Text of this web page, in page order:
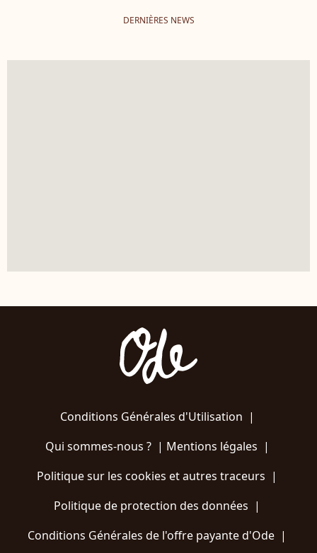
DERNIÈRES NEWS
Conditions Générales d'Utilisation |
Qui sommes-nous ?| Mentions légales |
Politique sur les cookies et autres traceurs |
Politique de protection des données |
Conditions Générales de l'offre payante d'Ode |